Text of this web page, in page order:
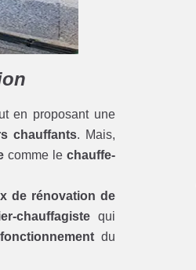
en proposant une
chauffants. Mais,
comme le chauffe-
de rénovation de
chauffagiste qui
du